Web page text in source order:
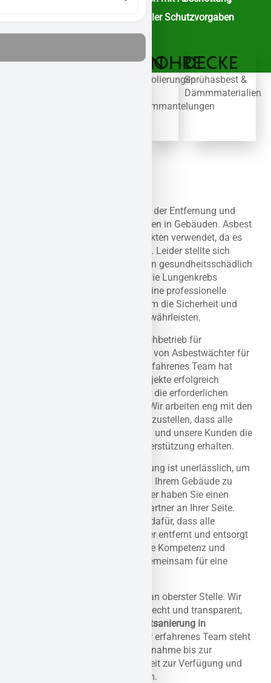
Nachweise zur Einhaltung aller Schutzvorgaben
FASSADE
DACHBODENROHRE
Isolierungen
Ummantelungen
DECKE
Sprühasbest &
Dämmmaterialien
Asbestsanierung ist der Prozess der Entfernung und
Entsorgung von Asbestmaterialien in Gebäuden. Asbest
wurde früher in vielen Bauprodukten verwendet, da es
hitzebeständig und langlebig ist. Leider stellte sich
später heraus, dass Asbestfasern gesundheitsschädlich
sind und schwere Krankheiten wie Lungenkrebs
verursachen können. Daher ist eine professionelle
Asbestsanierung unerlässlich, um die Sicherheit und
Gesundheit der Bewohner zu gewährleisten.
Als behördlich zugelassener Fachbetrieb für
Schadstoffsanierung stehen wir von Asbestwächter für
Qualität und Sicherheit. Unser erfahrenes Team hat
zahlreiche Asbestsanierungsprojekte erfolgreich
abgeschlossen und verfügt über die erforderlichen
Qualifikationen und Zertifikate. Wir arbeiten eng mit den
Behörden zusammen, um sicherzustellen, dass alle
Vorschriften eingehalten werden und unsere Kunden die
bestmögliche Beratung und Unterstützung erhalten.
Eine fachgerechte Asbestsanierung ist unerlässlich, um
die Gesundheit und Sicherheit in Ihrem Gebäude zu
gewährleisten. Mit Asbestwächter haben Sie einen
erfahrenen und zuverlässigen Partner an Ihrer Seite.
Unser Team aus Experten sorgt dafür, dass alle
asbesthaltigen Materialien sicher entfernt und entsorgt
werden. Vertrauen Sie auf unsere Kompetenz und
Erfahrung und lassen Sie uns gemeinsam für eine
Ihre Zufriedenheit steht für uns an oberster Stelle. Wir
arbeiten professionell, termingerecht und transparent,
stressfreie Asbestsanierung in
zu ermöglichen. Unser erfahrenes Team steht
Ihnen von der ersten Kontaktaufnahme bis zur
abschließenden Freigabe jederzeit zur Verfügung und
beantwortet gerne all Ihre Fragen.